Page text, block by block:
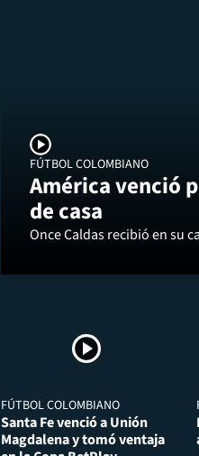
FÚTBOL COLOMBIANO
América venció
de casa
Once Caldas recibió en su
FÚTBOL COLOMBIANO
Santa Fe venció a Unión
Magdalena y tomó ventaja